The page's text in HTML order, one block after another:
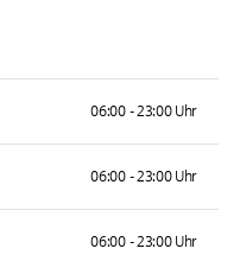
06:00 - 23:00 Uhr
06:00 - 23:00 Uhr
06:00 - 23:00 Uhr